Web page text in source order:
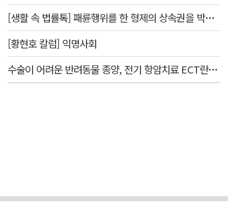
[생활 속 법률톡] 패륜행위를 한 형제의 상속권을 박탈시킬 수 있을까요
[황현호 칼럼] 익명사회
수술이 어려운 반려동물 종양, 전기 항암치료 ECT란? [반려동물 건강톡톡]